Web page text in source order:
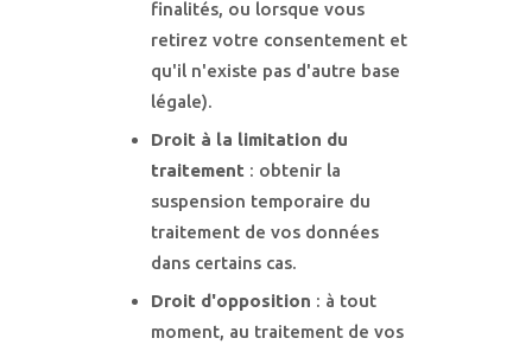
finalités, ou lorsque vous
retirez votre consentement et
qu'il n'existe pas d'autre base
légale).
Droit à la limitation du
traitement : obtenir la
suspension temporaire du
traitement de vos données
dans certains cas.
Droit d'opposition : à tout
moment, au traitement de vos